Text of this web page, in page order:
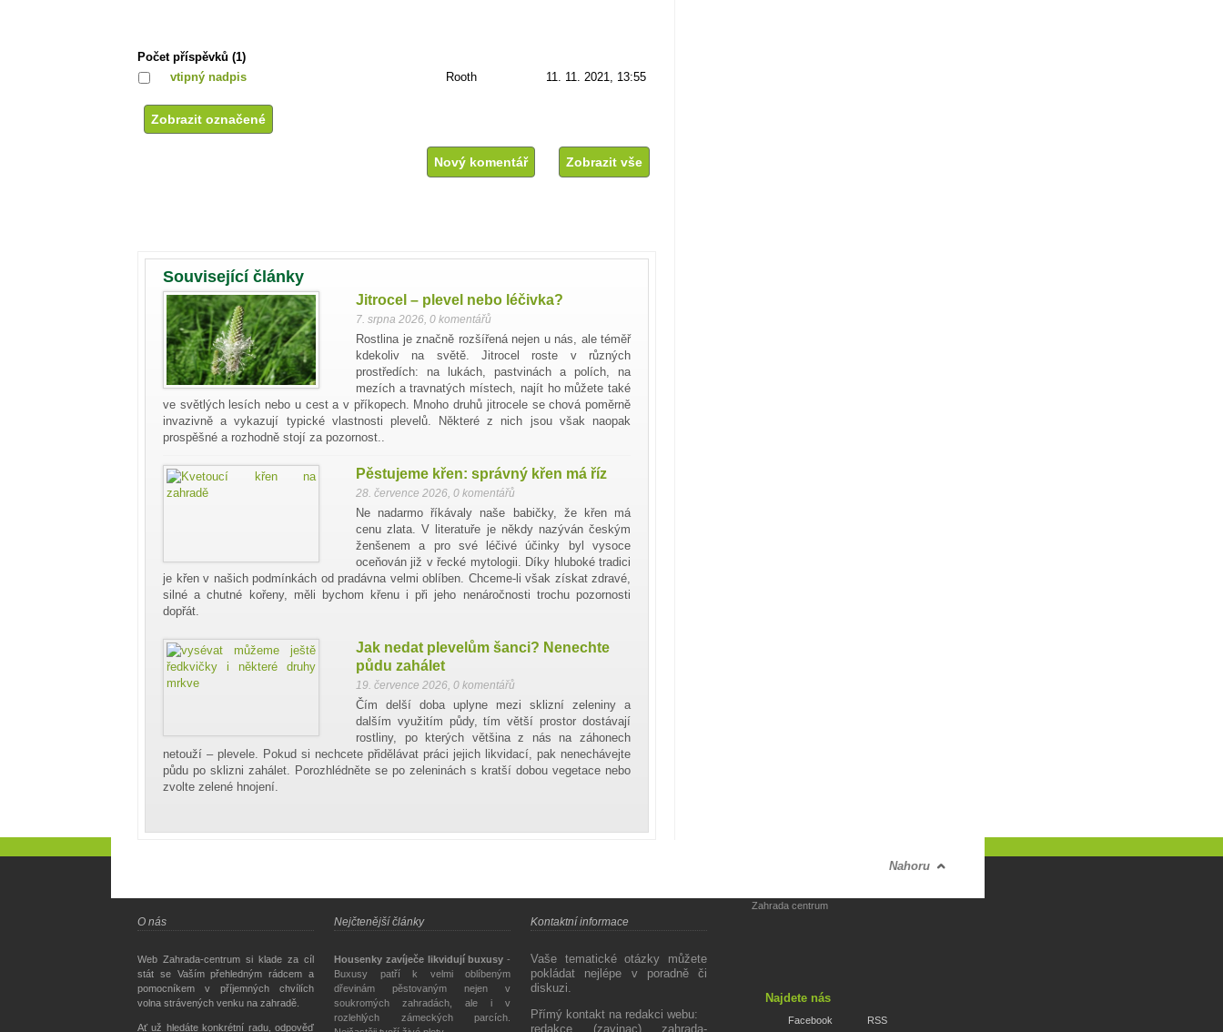
Počet příspěvků (1)
vtipný nadpis
Rooth 11. 11. 2021, 13:55
Nový komentář Zobrazit vše
Související články
Jitrocel – plevel nebo léčivka?
7. srpna 2026, 0 komentářů
Rostlina je značně rozšířená nejen u nás, ale téměř
kdekoliv na světě. Jitrocel roste v různých
prostředích: na lukách, pastvinách a polích, na
mezích a travnatých místech, najít ho můžete také
ve světlých lesích nebo u cest a v příkopech. Mnoho druhů jitrocele se chová poměrně
invazivně a vykazují typické vlastnosti plevelů. Některé z nich jsou však naopak
prospěšné a rozhodně stojí za pozornost..
Pěstujeme křen: správný křen má říz
28. července 2026, 0 komentářů
Ne nadarmo říkávaly naše babičky, že křen má
cenu zlata. V literatuře je někdy nazýván českým
ženšenem a pro své léčivé účinky byl vysoce
oceňován již v řecké mytologii. Díky hluboké tradici
je křen v našich podmínkách od pradávna velmi oblíben. Chceme-li však získat zdravé,
silné a chutné kořeny, měli bychom křenu i při jeho nenáročnosti trochu pozornosti
dopřát.
Jak nedat plevelům šanci? Nenechte
půdu zahálet
19. července 2026, 0 komentářů
Čím delší doba uplyne mezi sklizní zeleniny a
dalším využitím půdy, tím větší prostor dostávají
rostliny, po kterých většina z nás na záhonech
netouží – plevele. Pokud si nechcete přidělávat práci jejich likvidací, pak nenechávejte
půdu po sklizni zahálet. Porozhlédněte se po zeleninách s kratší dobou vegetace nebo
zvolte zelené hnojení.
Nahoru
O nás
Web Zahrada-centrum si klade za cíl
stát se Vaším přehledným rádcem a
pomocníkem v příjemných chvílích
volna strávených venku na zahradě.
Ať už hledáte konkrétní radu, odpověď
Nejčtenější články
Housenky zavíječe likvidují buxusy -
Buxusy patří k velmi oblíbeným
dřevinám pěstovaným nejen v
soukromých zahradách, ale i v
rozlehlých zámeckých parcích.
Kontaktní informace
Vaše tematické otázky můžete
pokládat nejlépe v poradně či
diskuzi.
Přímý kontakt na redakci webu:
redakce (zavinac) zahrada-
Zahrada centrum
Najdete nás
Facebook RSS